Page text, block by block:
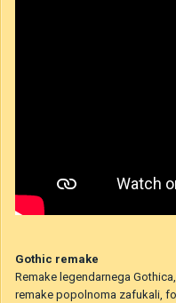
Gothic remake
Remake legendarnega
remake popolnoma zafukali,